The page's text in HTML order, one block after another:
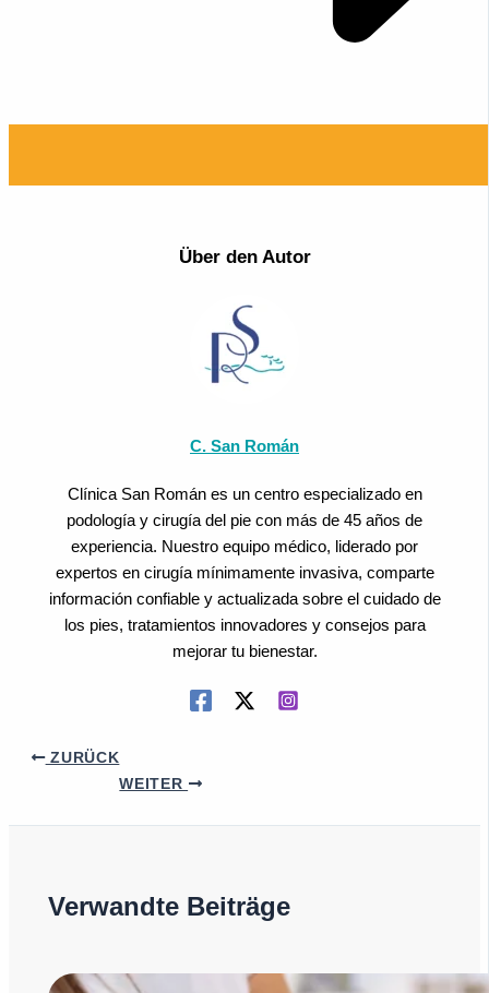
Über den Autor
C. San Román
Clínica San Román es un centro especializado en
podología y cirugía del pie con más de 45 años de
experiencia. Nuestro equipo médico, liderado por
expertos en cirugía mínimamente invasiva, comparte
información confiable y actualizada sobre el cuidado de
los pies, tratamientos innovadores y consejos para
mejorar tu bienestar.
ZURÜCK
WEITER
Verwandte Beiträge